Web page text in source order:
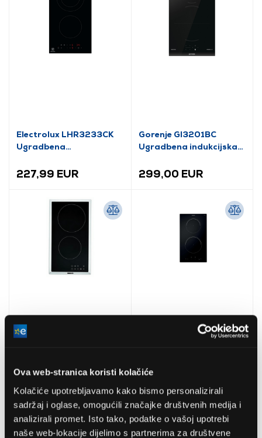
Ova web-stranica koristi kolačiće
Kolačiće upotrebljavamo kako bismo personalizirali
sadržaj i oglase, omogućili značajke društvenih medija i
analizirali promet. Isto tako, podatke o vašoj upotrebi
naše web-lokacije dijelimo s partnerima za društvene
Electrolux LHR3233CK
Ugradbena
227,99 EUR
Gorenje GI3201BC
Ugradbena indukcijska
299,00 EUR
Ugrađene domino ploča
189,99 EUR
Indukcijska ploča za
187,99 EUR